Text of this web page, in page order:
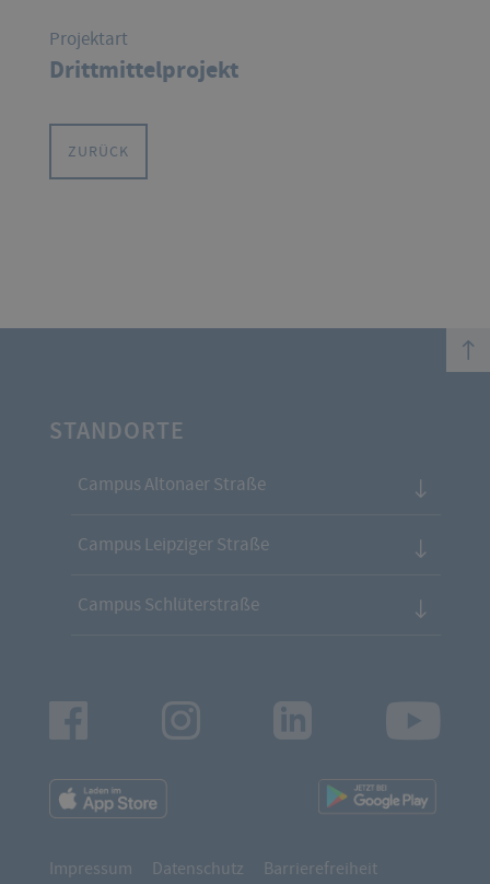
Projektart
Drittmittelprojekt
ZURÜCK
top
STANDORTE
Campus Altonaer Straße
Campus Leipziger Straße
Campus Schlüterstraße
Instagram LinkedIn
Impressum Datenschutz
Barrierefreiheit